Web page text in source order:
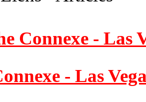
Connexe - Las
- Las